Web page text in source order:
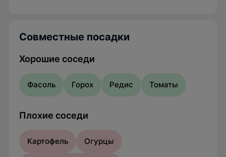
Совместные посадки
Хорошие соседи
Фасоль Горох Редис Томаты
Плохие соседи
Картофель Огурцы